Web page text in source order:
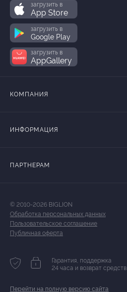
загрузить в
App Store
загрузить в
Google Play
загрузить в
AppGallery
КОМПАНИЯ
ИНФОРМАЦИЯ
ПАРТНЕРАМ
© 2010-2026 BIGLION
Обработка персональных данных
Пользовательское соглашение
Публичная оферта
Гарантия, поддержка
24 часа и возврат средств
Перейти на полную версию сайта